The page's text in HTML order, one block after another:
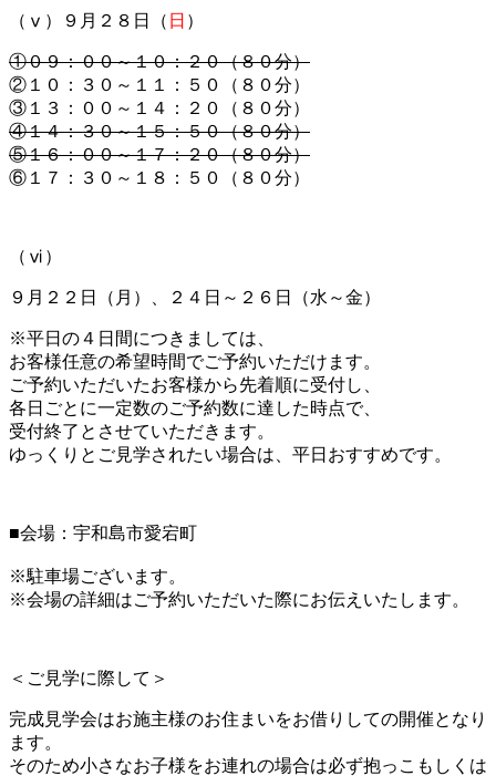
（ⅴ）９月２８日（ 日 ）
①０９：００～１０：２０（８０分）
②１０：３０～１１：５０（８０分）
③１３：００～１４：２０（８０分）
④１４：３０～１５：５０（８０分）
⑤１６：００～１７：２０（８０分）
⑥１７：３０～１８：５０（８０分）
（ⅵ）
９月２２日（月）、２４日～２６日（水～金）
※平日の４日間につきましては、
お客様任意の希望時間でご予約いただけます。
ご予約いただいたお客様から先着順に受付し、
各日ごとに一定数のご予約数に達した時点で、
受付終了とさせていただきます。
ゆっくりとご見学されたい場合は、平日おすすめです。
■会場：宇和島市愛宕町
※駐車場ございます。
※会場の詳細はご予約いただいた際にお伝えいたします。
＜ご見学に際して＞
完成見学会はお施主様のお住まいをお借りしての開催となり
ます。
そのため小さなお子様をお連れの場合は必ず抱っこもしくは